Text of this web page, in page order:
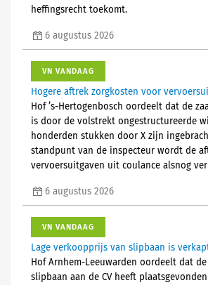
heffingsrecht toekomt.
6 augustus 2026
VN VANDAAG
Hogere aftrek zorgkosten voor
Hof ’s-Hertogenbosch oordeelt dat de
is door de volstrekt ongestructureerde
honderden stukken door X zijn
standpunt van de inspecteur wordt de
vervoersuitgaven uit coulance alsnog
6 augustus 2026
VN VANDAAG
Lage verkoopprijs van slipbaan is
Hof Arnhem-Leeuwarden oordeelt dat
slipbaan aan de CV heeft